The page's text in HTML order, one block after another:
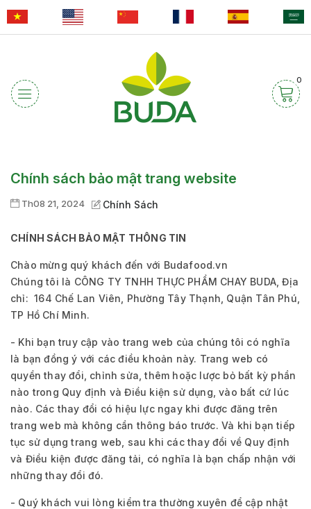
0
Chính sách bảo mật trang website
Th08 21, 2024 Chính Sách
CHÍNH SÁCH BẢO MẬT THÔNG TIN
Chào mừng quý khách đến với Budafood.vn
Chúng tôi là CÔNG TY TNHH THỰC PHẨM CHAY BUDA, Địa
chỉ: 164 Chế Lan Viên, Phường Tây Thạnh, Quận Tân Phú,
TP Hồ Chí Minh.
- Khi bạn truy cập vào trang web của chúng tôi có nghĩa
là bạn đồng ý với các điều khoản này. Trang web có
quyền thay đổi, chỉnh sửa, thêm hoặc lược bỏ bất kỳ phần
nào trong Quy định và Điều kiện sử dụng, vào bất cứ lúc
nào. Các thay đổi có hiệu lực ngay khi được đăng trên
trang web mà không cần thông báo trước. Và khi bạn tiếp
tục sử dụng trang web, sau khi các thay đổi về Quy định
và Điều kiện được đăng tải, có nghĩa là bạn chấp nhận với
những thay đổi đó.
- Quý khách vui lòng kiểm tra thường xuyên để cập nhật